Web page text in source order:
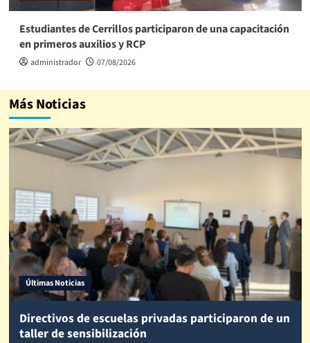
Estudiantes de Cerrillos participaron de una capacitación
en primeros auxilios y RCP
administrador 07/08/2026
Más Noticias
Últimas Noticias
Directivos de escuelas privadas participaron de un
taller de sensibilización